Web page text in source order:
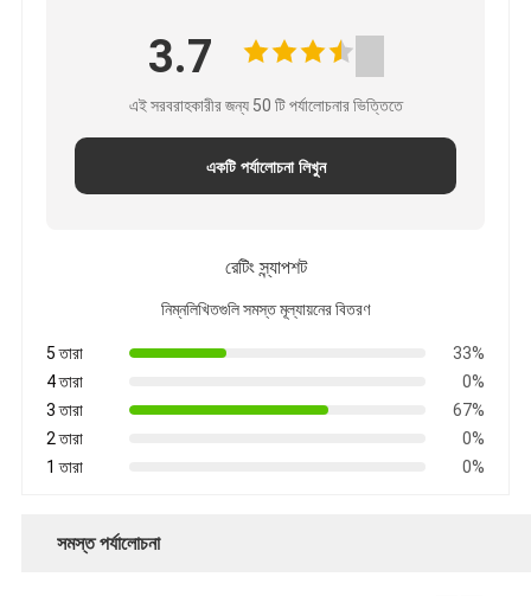
3.7
এই সরবরাহকারীর জন্য 50 টি পর্যালোচনার ভিত্তিতে
একটি পর্যালোচনা লিখুন
রেটিং স্ন্যাপশট
নিম্নলিখিতগুলি সমস্ত মূল্যায়নের বিতরণ
5 তারা
33%
4 তারা
0%
3 তারা
67%
2 তারা
0%
1 তারা
0%
সমস্ত পর্যালোচনা